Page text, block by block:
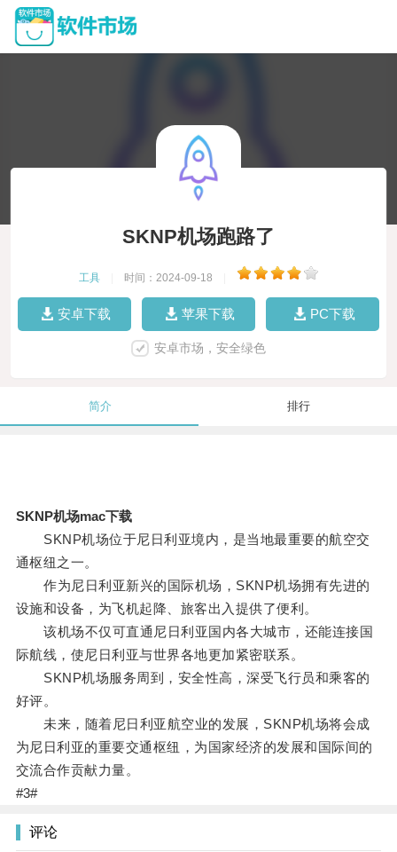
SKNP机场跑路了
工具 时间：2024-09-18
安卓下载 苹果下载 PC下载
安卓市场，安全绿色
简介 排行
SKNP机场mac下载
SKNP机场位于尼日利亚境内，是当地最重要的航空交
通枢纽之一。
作为尼日利亚新兴的国际机场，SKNP机场拥有先进的
设施和设备，为飞机起降、旅客出入提供了便利。
该机场不仅可直通尼日利亚国内各大城市，还能连接国
际航线，使尼日利亚与世界各地更加紧密联系。
SKNP机场服务周到，安全性高，深受飞行员和乘客的
好评。
未来，随着尼日利亚航空业的发展，SKNP机场将会成
为尼日利亚的重要交通枢纽，为国家经济的发展和国际间的
交流合作贡献力量。
#3#
评论